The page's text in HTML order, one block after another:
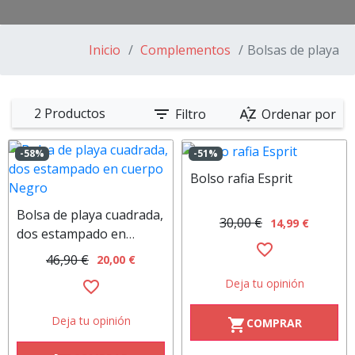
Inicio Complementos Bolsas de playa
2 Productos filter_list Filtro sort_by_alpha Ordenar por
Bolsa de playa cuadrada,
dos estampado en
cuerpo Negro
-58%
46,90 € 20,00 €
favorite_border
Deja tu opinión
Bolso rafia Esprit
-51%
30,00 € 14,99 €
favorite_border
Deja tu opinión
shopping_cart COMPRAR